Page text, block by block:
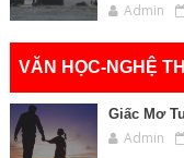
Admin
VĂN HỌC-NGHỆ
Giấc Mơ
Admin